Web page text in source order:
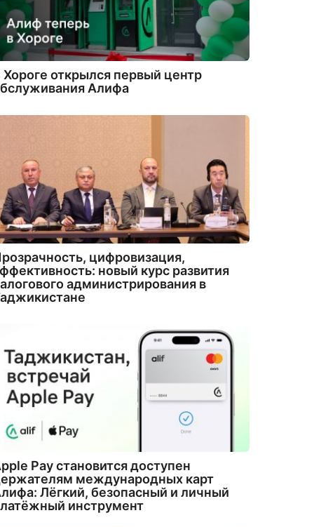
Хороге открылся первый центр
Алифа
цифровизация,
новый курс развития
администрирования в
Pay становится доступен
международных карт
Лёгкий, безопасный и личный
инструмент